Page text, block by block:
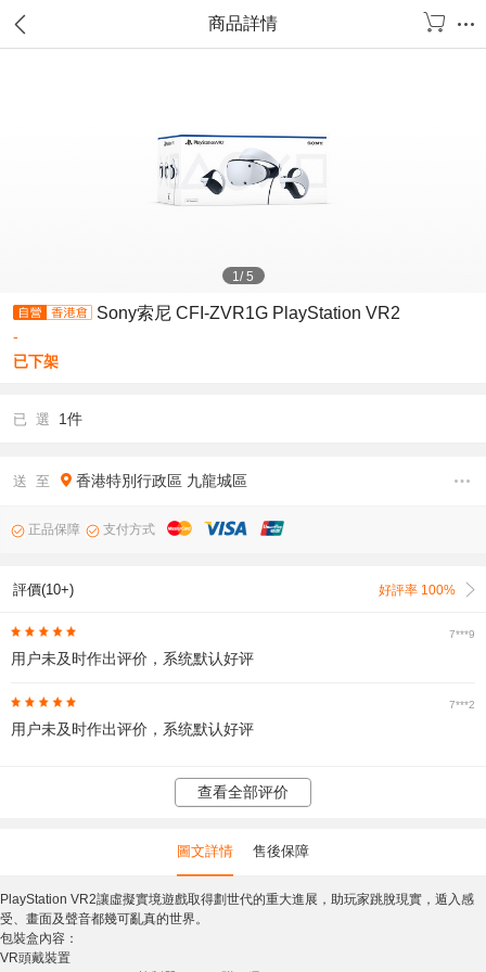
商品詳情
1/5
Sony索尼 CFI-ZVR1G PlayStation VR2
-
已下架
已 選 1件
送 至 香港特別行政區 九龍城區
正品保障 支付方式
評價(10+) 好評率 100%
7***9
用户未及时作出评价，系统默认好评
7***2
用户未及时作出评价，系统默认好评
查看全部评价
圖文詳情 售後保障
PlayStation VR2讓虛擬實境遊戲取得劃世代的重大進展，助玩家跳脫現實，遁入感
受、畫面及聲音都幾可亂真的世界。
包裝盒內容：
VR頭戴裝置